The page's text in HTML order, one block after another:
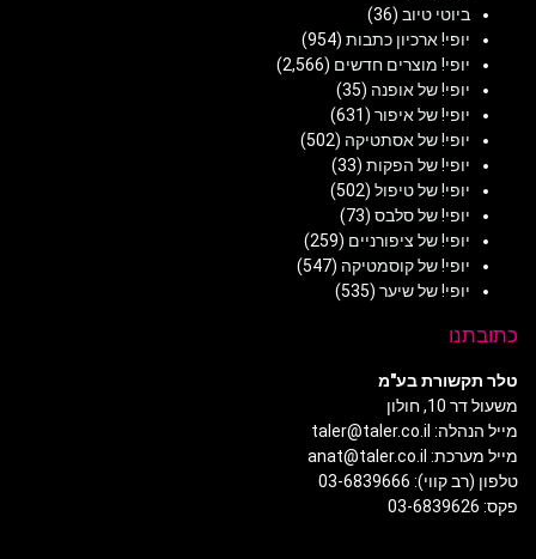
ביוטי טיוב (36)
יופי! ארכיון כתבות (954)
יופי! מוצרים חדשים (2,566)
יופי! של אופנה (35)
יופי! של איפור (631)
יופי! של אסתטיקה (502)
יופי! של הפקות (33)
יופי! של טיפול (502)
יופי! של סלבס (73)
יופי! של ציפורניים (259)
יופי! של קוסמטיקה (547)
יופי! של שיער (535)
כתובתנו
טלר תקשורת בע"מ
משעול דר 10, חולון
מייל הנהלה: taler@taler.co.il
מייל מערכת: anat@taler.co.il
טלפון (רב קווי): 03-6839666
פקס: 03-6839626